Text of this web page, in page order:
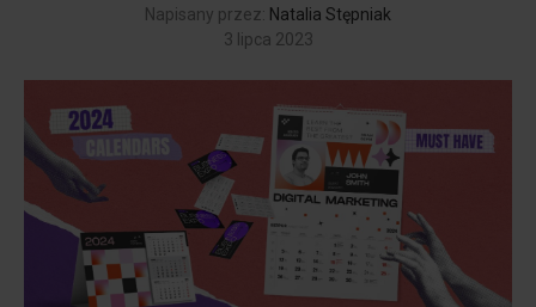
Napisany przez: Natalia Stępniak
3 lipca 2023